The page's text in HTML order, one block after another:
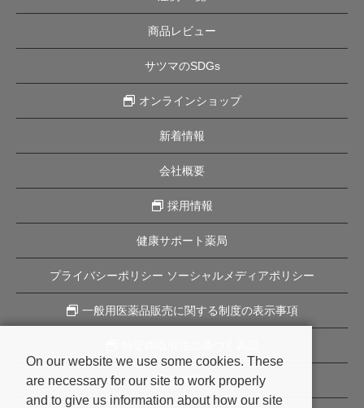
商品レビュー
サツマのSDGs
オンラインショップ
新着情報
会社概要
採用情報
健康サポート薬局
プライバシーポリシー ソーシャルメディアポリシー
一般用医薬品販売に関する制度の表示事項
企業理念
On our website we use some cookies. These
are necessary for our site to work properly
and to give us information about how our site